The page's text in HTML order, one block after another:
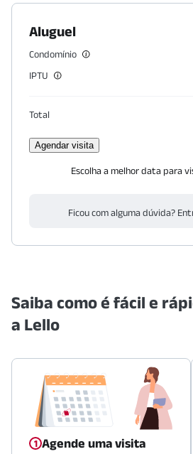
Aluguel
Condomínio
IPTU
Total
Agendar visita
Escolha a melhor data para
Ficou com alguma dúvida?
Saiba como é fácil e
a Lello
Agende uma visita